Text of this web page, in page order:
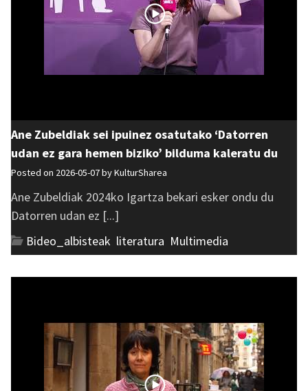
Ane Zubeldiak sei ipuinez osatutako ‘Datorren
udan ez gara hemen biziko’ bilduma kaleratu du
Posted on 2026-05-07 byKulturSharea
Ane Zubeldiak 2024ko Igartza bekari esker ondu du
Datorren udan ez [...]
Bideo_albisteak literatura Multimedia